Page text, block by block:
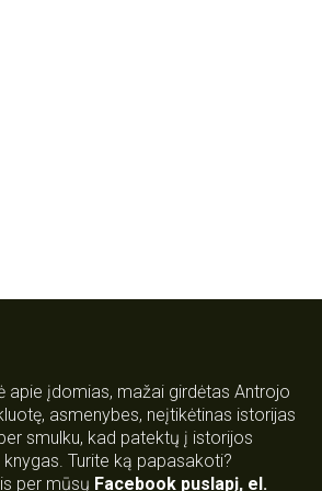
apie įdomias, mažai girdėtas Antrojo
asmenybes, neįtikėtinas istorijas
smulku, kad patektų į istorijos
Turite ką papasakoti?
per mūsų Facebook puslapį, el.